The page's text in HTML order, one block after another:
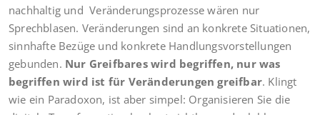
nachhaltig und Veränderungsprozesse wären nur
Sprechblasen. Veränderungen sind an konkrete Situationen,
sinnhafte Bezüge und konkrete Handlungsvorstellungen
gebunden. Nur Greifbares wird begriffen, nur was
begriffen wird ist für Veränderungen greifbar. Klingt
wie ein Paradoxon, ist aber simpel: Organisieren Sie die